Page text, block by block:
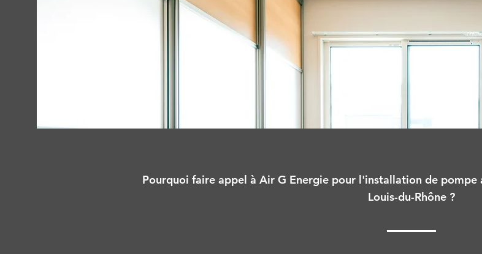
Pourquoi faire appel à Air G Energie pour l'installation de pompe
Louis-du-Rhône ?